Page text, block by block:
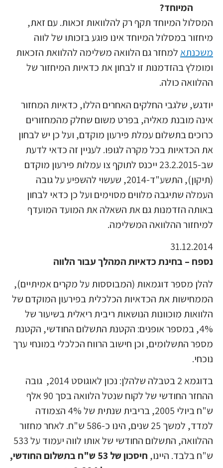
המיוחד?
המיוחד תקף רק להלוואות זכאות. עם זאת,
במסלול המיוחד אינו פוגע בזכותו של לווה
למחזר גם הלוואה משלימה להלוואת הזכאות
בהזדמנות זו לבחון את כדאיות המיחזור של
כולה.
שלגבי החלקים האחרים הללו, כדאיות המחזור
מובנת מאליה, בפרט משום שחלק מהמחזורים
בתשלום עמלת פירעון מוקדם, ועל כן יש לבחון
הכדאיות בכל מקרה לגופו. לעניין זה כדאי לדעת
שב-23.2.2015 ייכנס לתוקף צו עמלות פירעון מוקדם
(תיקון), התשע"ד-2014, שעשוי להשפיע על גובה
שתיגבה מלווים מסוימים ועל כן כדאי לבחון
הזדמנות גם את השאלה את המועד המועדף
ההלוואה המשלימה.
– בחינת כדאיות המהלך עבור הלווה
מספר דוגמאות (המבוססות על מקרים אמיתיים),
את הכדאיות הכלכלית בפירעון המוקדם של
מוכוונות הנושאות ריבית ריאלית בשיעור של
4%, במספר אופנים: הקטנת התשלום החודשי, הקטנת
התשלומים, וכן חישוב הרווח הכלכלי במונחי ערך
בדוגמא 2 בטבלה שלהלן: נכון לאוגוסט 2014, גובה
ההחזר החודשי של לקוח שנטל הלוואה בסך 90 אלף
ש"ח ביולי 2005, בריבית שנתית של 4% הצמודה
למדד, למשך 25 שנים, הינו כ-586 ש"ח. לאחר מחזור
ההלוואה, התשלום החודשי של אותו לווה יעמוד על 533
בלבד. היינו,
חיסכון של 53 ש"ח בתשלום החודשי,